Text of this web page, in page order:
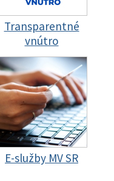
Transparentné
vnútro
E-služby MV SR